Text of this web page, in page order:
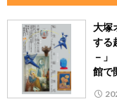
大塚
する
－
館で